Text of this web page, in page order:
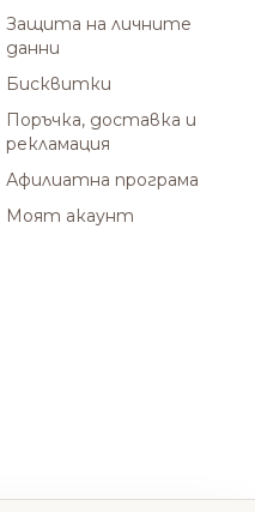
Защита на личните
данни
Бисквитки
Поръчка, доставка и
рекламация
Афилиатна програма
Моят акаунт